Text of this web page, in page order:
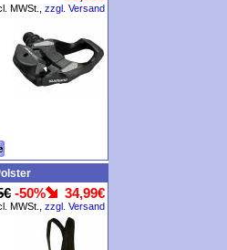
MWSt., zzgl. Versand
-50% 34,99€
MWSt., zzgl. Versand